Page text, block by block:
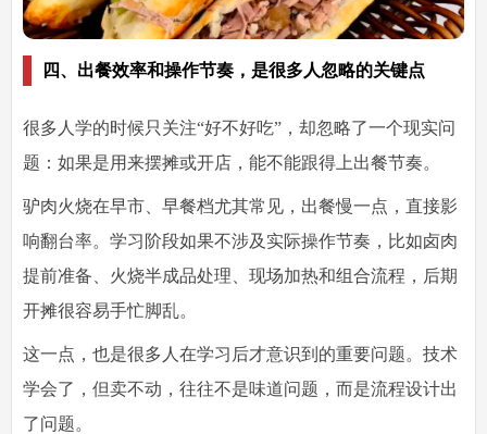
四、出餐效率和操作节奏，是很多人忽略的关键点
很多人学的时候只关注“好不好吃”，却忽略了一个现实问
题：如果是用来摆摊或开店，能不能跟得上出餐节奏。
驴肉火烧在早市、早餐档尤其常见，出餐慢一点，直接影
响翻台率。学习阶段如果不涉及实际操作节奏，比如卤肉
提前准备、火烧半成品处理、现场加热和组合流程，后期
开摊很容易手忙脚乱。
这一点，也是很多人在学习后才意识到的重要问题。技术
学会了，但卖不动，往往不是味道问题，而是流程设计出
了问题。